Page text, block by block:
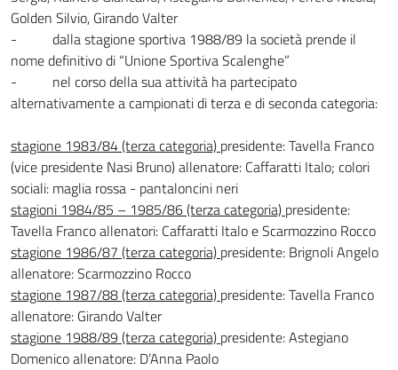
Golden Silvio, Girando Valter
- dalla stagione sportiva 1988/89 la società prende il
nome definitivo di “Unione Sportiva Scalenghe”
- nel corso della sua attività ha partecipato
alternativamente a campionati di terza e di seconda categoria:
stagione 1983/84 (terza categoria) presidente: Tavella Franco
(vice presidente Nasi Bruno) allenatore: Caffaratti Italo; colori
sociali: maglia rossa - pantaloncini neri
stagioni 1984/85 – 1985/86 (terza categoria) presidente:
Tavella Franco allenatori: Caffaratti Italo e Scarmozzino Rocco
stagione 1986/87 (terza categoria) presidente: Brignoli Angelo
allenatore: Scarmozzino Rocco
stagione 1987/88 (terza categoria) presidente: Tavella Franco
allenatore: Girando Valter
stagione 1988/89 (terza categoria) presidente: Astegiano
Domenico allenatore: D’Anna Paolo